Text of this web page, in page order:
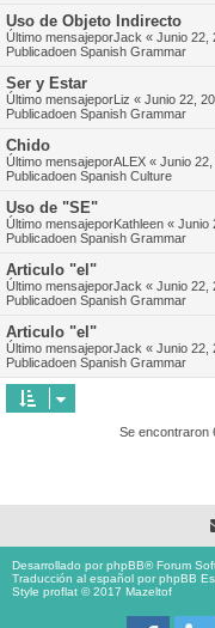
Uso de Objeto Indirecto
Último mensajeporJack « Junio 22,
Publicadoen Spanish Grammar
Ser y Estar
Último mensajeporLiz « Junio 22,
Publicadoen Spanish Grammar
Chido
Último mensajeporALEX « Junio
Publicadoen Spanish Culture
Uso de "SE"
Último mensajeporKathleen « Junio
Publicadoen Spanish Grammar
Articulo "el"
Último mensajeporJack « Junio 22,
Publicadoen Spanish Grammar
Articulo "el"
Último mensajeporJack « Junio 22,
Publicadoen Spanish Grammar
Se encontraron
Desarrollado porphpBB® Forum
Traducción al español porphpBB
Style proflat © 2017 Mazeltof